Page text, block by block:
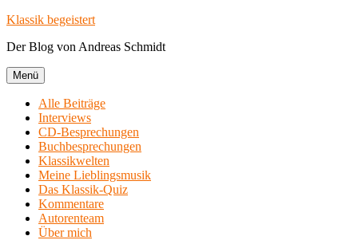
Zum
springen
Klassik begeistert
Der Blog von Andreas Schmidt
Menü
Alle Beiträge
Interviews
CD-Besprechungen
Buchbesprechungen
Klassikwelten
Meine Lieblingsmusik
Das Klassik-Quiz
Kommentare
Autorenteam
Über mich